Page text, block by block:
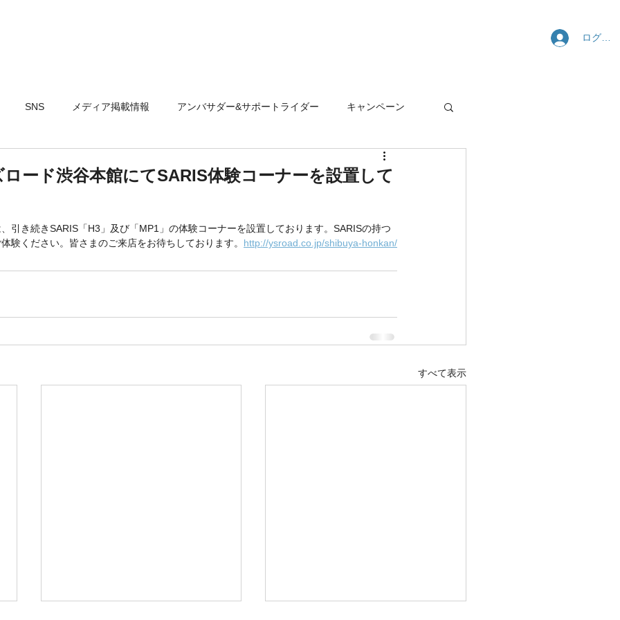
ログイン
SNS メディア掲載情報 アンバサダー&サポートライダー キャンペーン
ード渋谷本館にてSARIS体験コーナーを設置して
引き続きSARIS「H3」及び「MP1」の体験コーナーを設置しております。SARISの持つ
験ください。皆さまのご来店をお待ちしております。 http://ysroad.co.jp/shibuya-honkan/
すべて表示